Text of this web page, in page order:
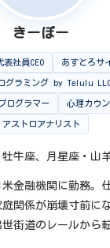
きーぼー
社員CEO あすとろサ
グラミング by Telulu
ログラマー 心理カウ
アストロアナリスト
牛座、月星座・山羊
米金融機関に勤務。
関係が崩壊寸前に
街道のレールから転